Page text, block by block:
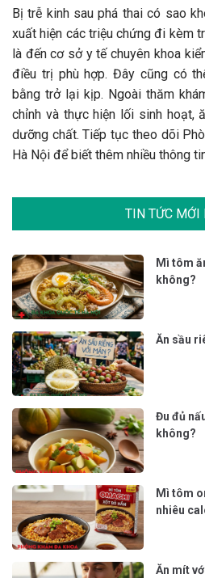
Bị trễ kinh sau phá thai có sao
xuất hiện các triệu chứng đi kèm
là đến cơ sở y tế chuyên khoa
điều trị phù hợp. Đây cũng có
bằng trở lại kịp. Ngoài thăm
chỉnh và thực hiện lối sinh hoạt,
dưỡng chất. Tiếp tục theo dõi
Hà Nội để biết thêm nhiều thông
TIN TỨC MỚI
Mì tôm
không?
Ăn sầu
Đu đủ
không?
Mì tôm
nhiêu
Ăn mít